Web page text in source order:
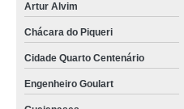
Artur Alvim
Chácara do Piqueri
Cidade Quarto Centenário
Engenheiro Goulart